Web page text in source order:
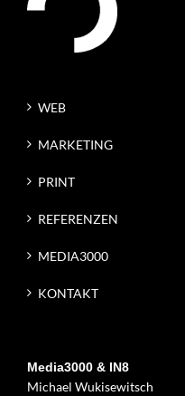
WEB
MARKETING
PRINT
REFERENZEN
MEDIA3000
KONTAKT
Media3000 & IN8
Michael Wukisewitsch